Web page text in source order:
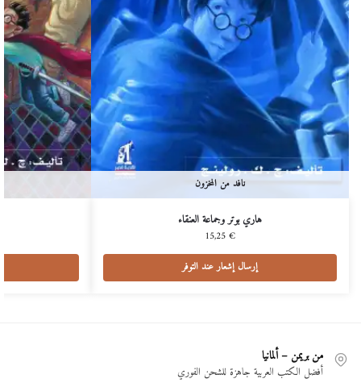
نافد من المخزون
هاري بوتر وجماعة العنقاء
15,25€
إرسال إشعار عند التوفر
من بريمن – ألمانيا
أفضل الكتب العربية جاهزة للشحن الفوري